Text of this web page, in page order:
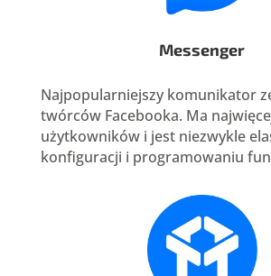
Messenger
Najpopularniejszy komunikator
twórców Facebooka. Ma
użytkowników i jest niezwykle
konfiguracji i programowaniu